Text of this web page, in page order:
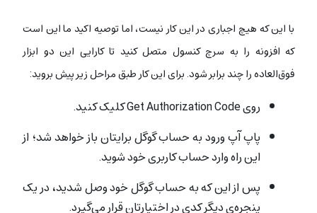
با این که هیچ اجباری در این کار نیست، اما توصیه اکید ما این است
که افزونه را به سرچ کنسول متصل کنید تا کارایی این دو ابزار
فوق‌العاده را چند برابر شود. برای این کار طبق مراحل زیر پیش بروید:
روی Get Authorization Code کلیک کنید.
پاپ آپ ورود به حساب گوگل برایتان باز خواهد شد؛ از
این راه وارد حساب کاربری خود شوید.
پس از این که به حساب گوگل خود وصل شدید، در یک
پنجره‌ی دیگر کدی در اختیارتان قرار می‌گیرد.